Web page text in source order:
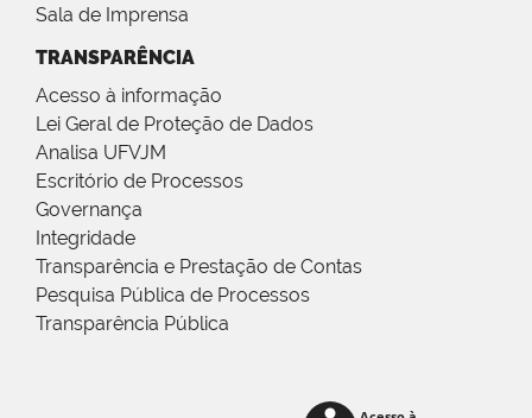
Sala de Imprensa
TRANSPARÊNCIA
Acesso à informação
Lei Geral de Proteção de Dados
Analisa UFVJM
Escritório de Processos
Governança
Integridade
Transparência e Prestação de Contas
Pesquisa Pública de Processos
Transparência Pública